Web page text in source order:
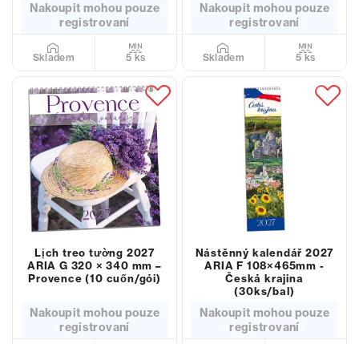
Nakoupit mohou pouze
registrovaní
Skladem 5 ks
Nakoupit mohou pouze
registrovaní
Skladem 5 ks
Lịch treo tường 2027
ARIA G 320 × 340 mm –
Provence (10 cuốn/gói)
Nakoupit mohou pouze
registrovaní
Nástěnný kalendář 2027
ARIA F 108×465mm -
Česká krajina
(30ks/bal)
Nakoupit mohou pouze
registrovaní